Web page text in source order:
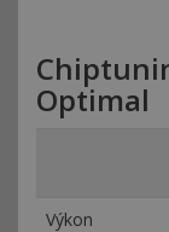
Optimal
Výkon